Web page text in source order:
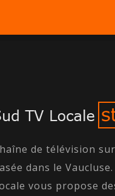
de télévision
dans le
vous propose